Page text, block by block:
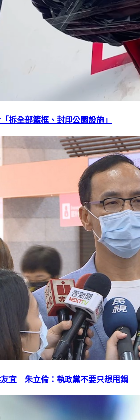
拆全部籃框、封印公園設施」
友宜 朱立倫：執政黨不要只想甩鍋